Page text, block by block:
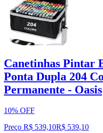
Canetinhas Pintar
Ponta Dupla 204
Permanente - Oasis
10% OFF
Preço R$ 539,10R$ 539,10